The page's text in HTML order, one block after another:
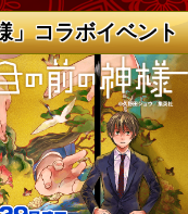
」コラボイベント